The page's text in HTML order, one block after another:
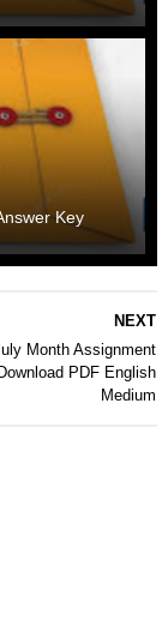
Key
NEXT
Month Assignment
PDF English
Medium